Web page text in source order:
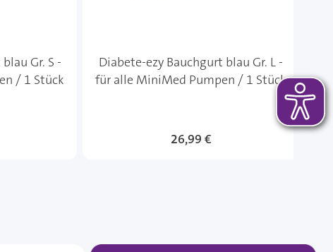
Gr. S -
/ 1 Stück
Diabete-ezy Bauchgurt blau Gr. L -
für alle MiniMed Pumpen / 1 Stück
26,99 €